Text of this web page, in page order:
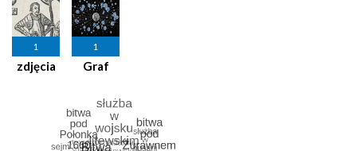
1
zdjęcia
1
Graf